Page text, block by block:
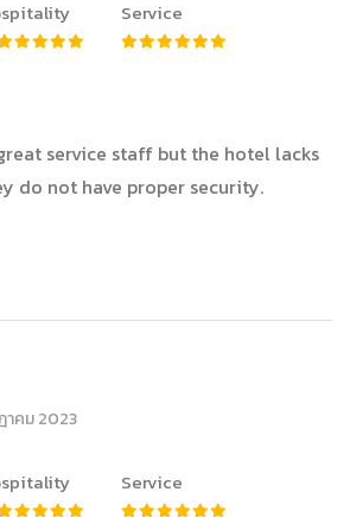
Service
service staff but the hotel lacks
do not have proper security.
าคม 2023
Service